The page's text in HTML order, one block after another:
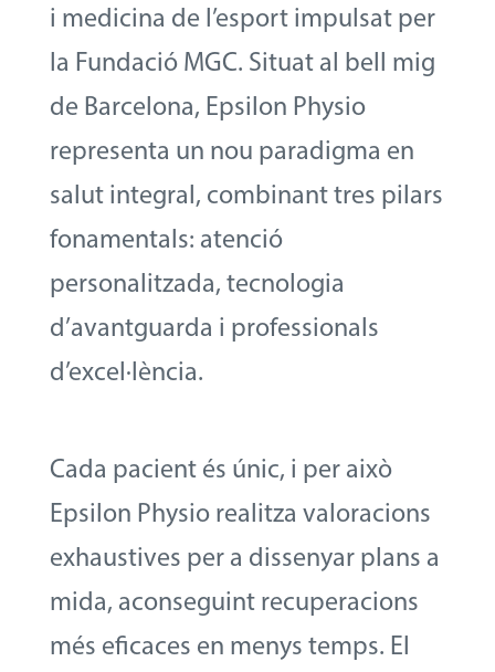
i medicina de l’esport impulsat per
la Fundació MGC. Situat al bell mig
de Barcelona, Epsilon Physio
representa un nou paradigma en
salut integral, combinant tres pilars
fonamentals: atenció
personalitzada, tecnologia
d’avantguarda i professionals
d’excel·lència.
Cada pacient és únic, i per això
Epsilon Physio realitza valoracions
exhaustives per a dissenyar plans a
mida, aconseguint recuperacions
més eficaces en menys temps. El